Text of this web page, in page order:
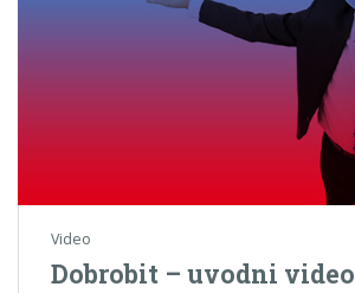
Video
Dobrobit – uvodni video